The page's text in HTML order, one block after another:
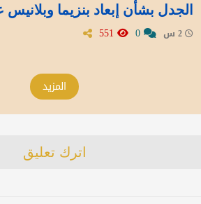
الجدل بشأن إبعاد بنزيما وبلانيس
المزيد
اترك تعليق